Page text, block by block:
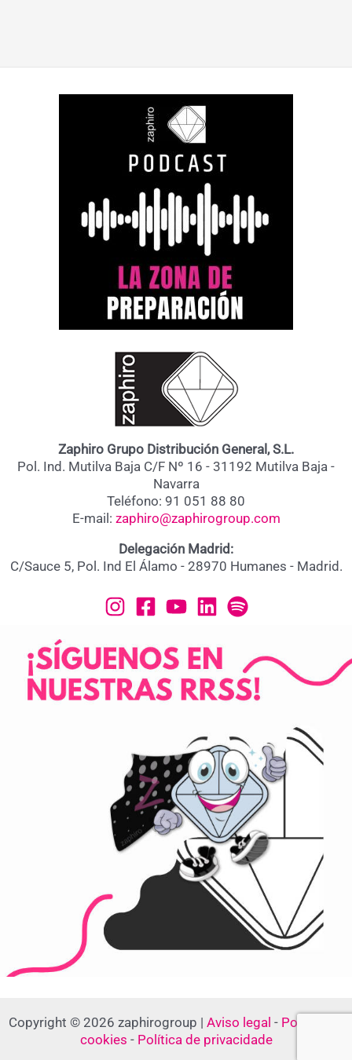
Zaphiro Grupo Distribución General, S.L.
Pol. Ind. Mutilva Baja C/F Nº 16 - 31192 Mutilva Baja -
Navarra
Teléfono: 91 051 88 80
E-mail: zaphiro@zaphirogroup.com
Delegación Madrid:
C/Sauce 5, Pol. Ind El Álamo - 28970 Humanes - Madrid.
Copyright © 2026 zaphirogroup | Aviso legal - Política de
cookies - Política de privacidade